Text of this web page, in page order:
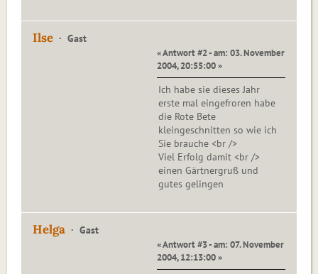
Ilse Gast
« Antwort #2 - am: 03. November
2004, 20:55:00 »
Ich habe sie dieses Jahr
erste mal eingefroren habe
die Rote Bete
kleingeschnitten so wie ich
Sie brauche <br />
Viel Erfolg damit <br />
einen Gärtnergruß und
gutes gelingen
Helga Gast
« Antwort #3 - am: 07. November
2004, 12:13:00 »